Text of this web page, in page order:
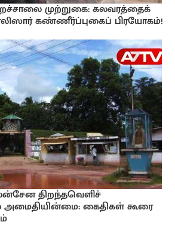
முற்றுகை: கலவரத்தைக்
கண்ணீர்ப்புகைப் பிரயோகம்!
திறந்தவெளிச்
அமைதியின்மை: கைதிகள் கூரை